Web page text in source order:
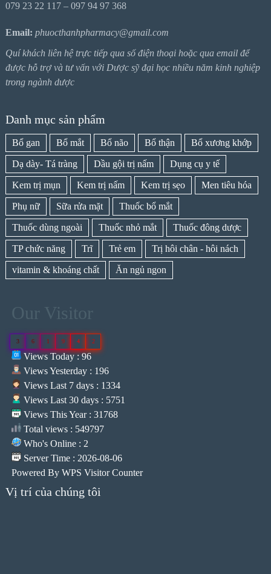
079 23 22 117 – 097 94 97 368
Email: phuocthanhpharmacy@gmail.com
Quí khách liên hệ trực tiếp qua số điện thoại hoặc qua email để
được hỗ trợ và tư vấn với Dược sỹ đại học nhiều năm kinh nghiệp
trong ngành dược
Danh mục sản phẩm
Bổ gan Bổ mắt Bổ não Bổ thận Bổ xương khớp
Dạ dày- Tá tràng Dầu gội trị nấm Dụng cụ y tế
Kem trị mụn Kem trị nấm Kem trị sẹo Men tiêu hóa
Phụ nữ Sữa rửa mặt Thuốc bổ mắt
Thuốc dùng ngoài Thuốc nhỏ mắt Thuốc đông dược
TP chức năng Trĩ Trẻ em Trị hôi chân - hôi nách
vitamin & khoáng chất Ăn ngủ ngon
Our Visitor
3 6 1 9 4 2
Views Today : 96
Views Yesterday : 196
Views Last 7 days : 1334
Views Last 30 days : 5751
Views This Year : 31768
Total views : 549797
Who's Online : 2
Server Time : 2026-08-06
Powered By WPS Visitor Counter
Vị trí của chúng tôi